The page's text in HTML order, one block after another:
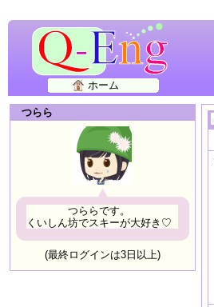
ホーム
つらら
つららです。
くいしん坊でスキーが大好き♡
(最終ログインは3日以上)